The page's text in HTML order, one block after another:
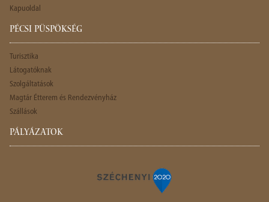
Kapuoldal
PÉCSI PÜSPÖKSÉG
Turisztika
Látogatóknak
Szolgáltatások
Magtár Étterem és Rendezvényház
Szállások
PÁLYÁZATOK